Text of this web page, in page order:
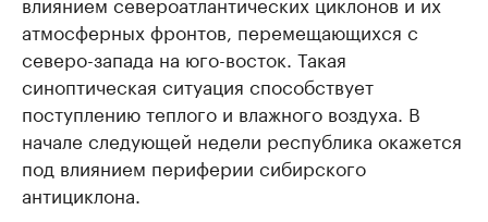
атмосферных фронтов, перемещающихся с
северо-запада на юго-восток. Такая
синоптическая ситуация способствует
поступлению теплого и влажного воздуха. В
начале следующей недели республика окажется
под влиянием периферии сибирского
антициклона.